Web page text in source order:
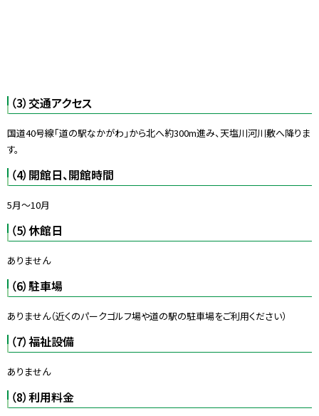
（3）交通アクセス
国道40号線「道の駅なかがわ」から北へ約300m進み、天塩川河川敷へ降りま
す。
（4）開館日、開館時間
5月～10月
（5）休館日
ありません
（6）駐車場
ありません（近くのパークゴルフ場や道の駅の駐車場をご利用ください）
（7）福祉設備
ありません
（8）利用料金